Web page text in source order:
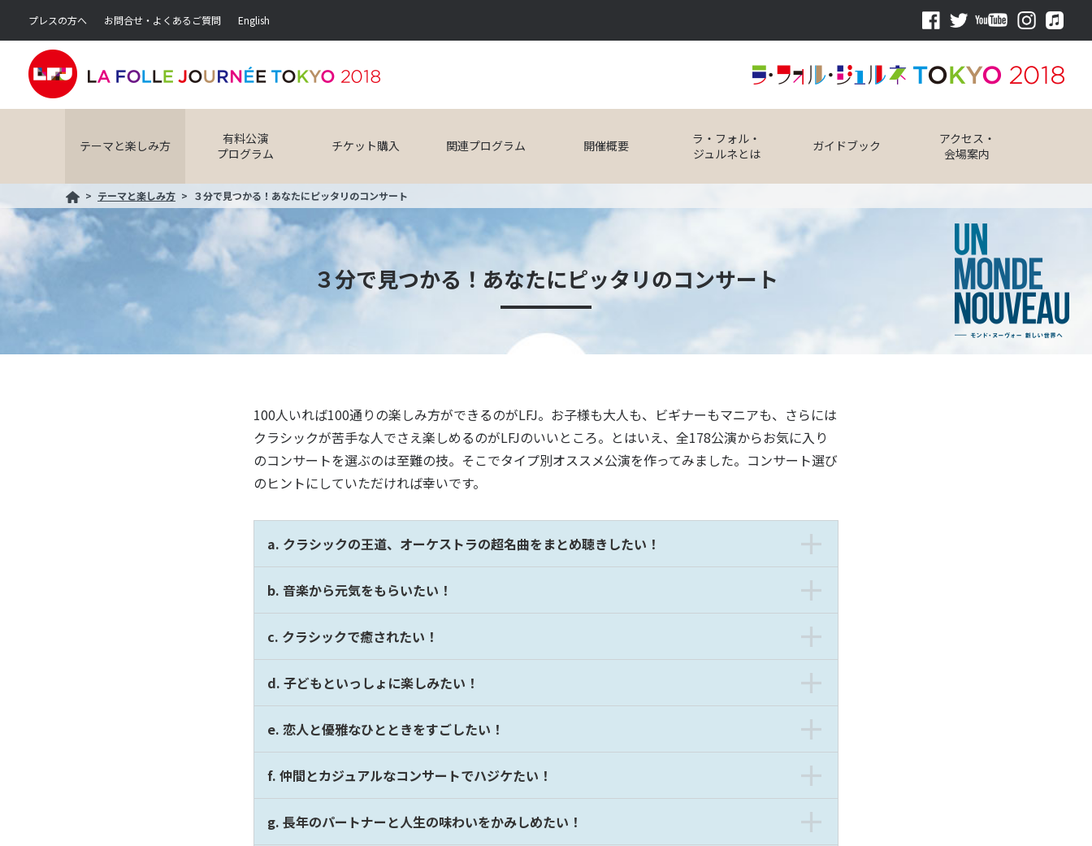
プレスの方へ お問合せ・よくあるご質問 English
テーマと楽しみ方
有料公演
プログラム
チケット購入 関連プログラム 開催概要
ラ・フォル・
ジュルネとは
ガイドブック
アクセス・
会場案内
テーマと楽しみ方 ３分で見つかる！あなたにピッタリのコンサート
３分で見つかる！あなたにピッタリのコンサート
100人いれば100通りの楽しみ方ができるのがLFJ。お子様も大人も、ビギナーもマニアも、さらには
クラシックが苦手な人でさえ楽しめるのがLFJのいいところ。とはいえ、全178公演からお気に入り
のコンサートを選ぶのは至難の技。そこでタイプ別オススメ公演を作ってみました。コンサート選び
のヒントにしていただければ幸いです。
a. クラシックの王道、オーケストラの超名曲をまとめ聴きしたい！
b. 音楽から元気をもらいたい！
c. クラシックで癒されたい！
d. 子どもといっしょに楽しみたい！
e. 恋人と優雅なひとときをすごしたい！
f. 仲間とカジュアルなコンサートでハジケたい！
g. 長年のパートナーと人生の味わいをかみしめたい！